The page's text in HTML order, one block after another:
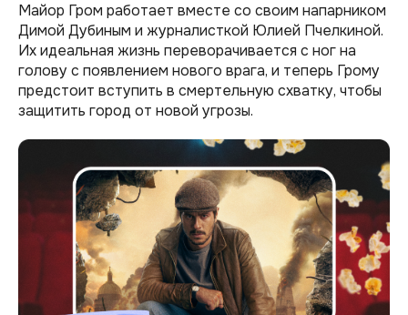
Майор Гром работает вместе со своим напарником
Димой Дубиным и журналисткой Юлией Пчелкиной.
Их идеальная жизнь переворачивается с ног на
голову с появлением нового врага, и теперь Грому
предстоит вступить в смертельную схватку, чтобы
защитить город от новой угрозы​.